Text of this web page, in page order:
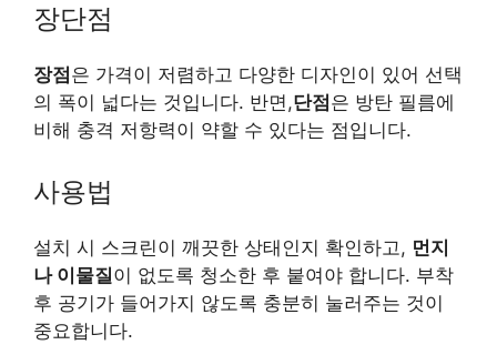
장단점
장점은 가격이 저렴하고 다양한 디자인이 있어 선택
의 폭이 넓다는 것입니다. 반면,단점은 방탄 필름에
비해 충격 저항력이 약할 수 있다는 점입니다.
사용법
설치 시 스크린이 깨끗한 상태인지 확인하고, 먼지
나 이물질이 없도록 청소한 후 붙여야 합니다. 부착
후 공기가 들어가지 않도록 충분히 눌러주는 것이
중요합니다.